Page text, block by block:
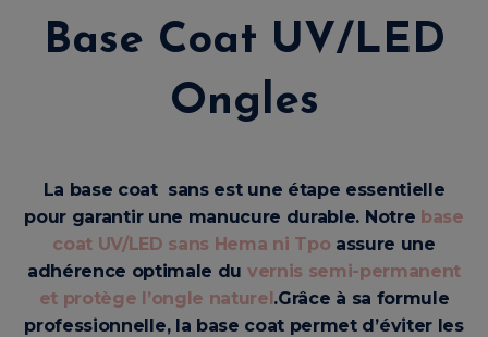
Base Coat UV/LED
Ongles
La base coat sans est une étape essentielle
pour garantir une manucure durable. Notre base
coat UV/LED sans Hema ni Tpo assure une
adhérence optimale du vernis semi-permanent
et protège l’ongle naturel.Grâce à sa formule
professionnelle, la base coat permet d’éviter les